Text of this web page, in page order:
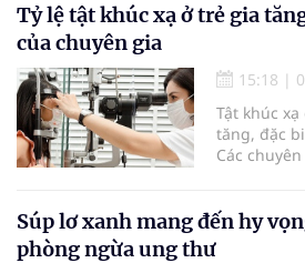
nhân…
Tỷ lệ tật khúc xạ ở trẻ gia
của chuyên gia
15:18 |
Tật khúc
tăng, đặc
Các
trường học
đang
Súp lơ xanh mang đến hy
phòng ngừa ung thư